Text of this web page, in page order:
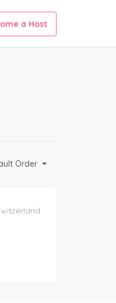
a Host
Order